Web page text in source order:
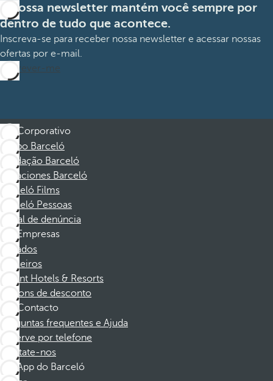
A nossa newsletter mantém você sempre por
dentro de tudo que acontece.
Inscreva-se para receber nossa newsletter e acessar nossas
ofertas por e-mail.
Inscrever-me
Corporativo
Grupo Barceló
Fundação Barceló
Vacaciones Barceló
Barceló Films
Barceló Pessoas
Canal de denúncia
Empresas
Afiliados
Parceiros
Dorint Hotels & Resorts
Cupons de desconto
Contacto
Perguntas frequentes e Ajuda
Reserve por telefone
Contate-nos
App do Barceló